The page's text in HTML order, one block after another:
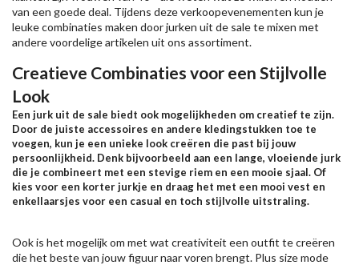
van een goede deal. Tijdens deze verkoopevenementen kun je
leuke combinaties maken door jurken uit de sale te mixen met
andere voordelige artikelen uit ons assortiment.
Creatieve Combinaties voor een Stijlvolle
Look
Een jurk uit de sale biedt ook mogelijkheden om creatief te zijn.
Door de juiste accessoires en andere kledingstukken toe te
voegen, kun je een unieke look creëren die past bij jouw
persoonlijkheid. Denk bijvoorbeeld aan een lange, vloeiende jurk
die je combineert met een stevige riem en een mooie sjaal. Of
kies voor een korter jurkje en draag het met een mooi vest en
enkellaarsjes voor een casual en toch stijlvolle uitstraling.
Ook is het mogelijk om met wat creativiteit een outfit te creëren
die het beste van jouw figuur naar voren brengt. Plus size mode